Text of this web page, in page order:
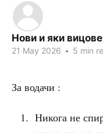
Нови и яки вицове
21 May 2026 • 5 min
За водачи :
Никога не